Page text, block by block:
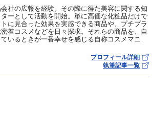
社の広報を経験。その際に得た美容に関する知
ーとして活動を開始。単に高価な化粧品だけで
に見合った効果を実感できる商品や、プチプラ
着コスメなどを日々探求。それらの商品を、自
いるときが一番幸せを感じる自称コスメマニ
プロフィール詳細
執筆記事一覧